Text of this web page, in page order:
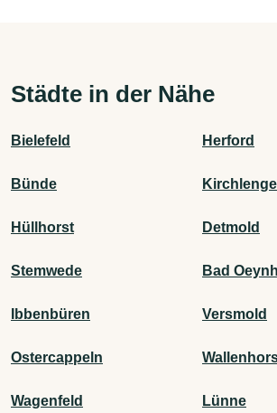
Städte in der Nähe
Bielefeld Herford
Bünde
Hüllhorst Detmold
Stemwede Bad
Ibbenbüren Versmold
Ostercappeln
Wagenfeld Lünne